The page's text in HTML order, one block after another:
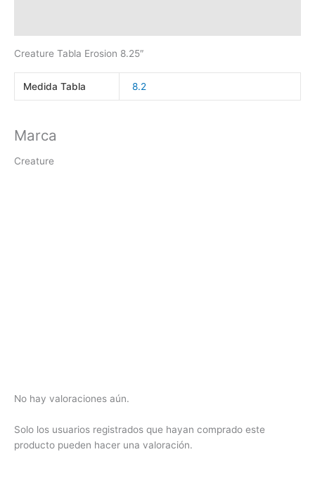
Creature Tabla Erosion 8.25″
Medida Tabla 8.2
Marca
Creature
No hay valoraciones aún.
Solo los usuarios registrados que hayan comprado este
producto pueden hacer una valoración.